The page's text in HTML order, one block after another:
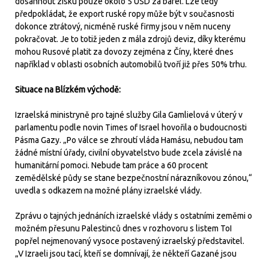
předpokládat, že export ruské ropy může být v současnosti
dokonce ztrátový, nicméně ruské firmy jsou v něm nuceny
pokračovat. Je to totiž jeden z mála zdrojů deviz, díky kterému
mohou Rusové platit za dovozy zejména z Číny, které dnes
například v oblasti osobních automobilů tvoří již přes 50% trhu.
Situace na Blízkém východě:
Izraelská ministryně pro tajné služby Gila Gamlielová v úterý v
parlamentu podle novin Times of Israel hovořila o budoucnosti
Pásma Gazy. „Po válce se zhroutí vláda Hamásu, nebudou tam
žádné místní úřady, civilní obyvatelstvo bude zcela závislé na
humanitární pomoci. Nebude tam práce a 60 procent
zemědělské půdy se stane bezpečnostní nárazníkovou zónou,“
uvedla s odkazem na možné plány izraelské vlády.
Zprávu o tajných jednáních izraelské vlády s ostatními zeměmi o
možném přesunu Palestinců dnes v rozhovoru s listem ToI
popřel nejmenovaný vysoce postavený izraelský představitel.
„V Izraeli jsou tací, kteří se domnívají, že někteří Gazané jsou